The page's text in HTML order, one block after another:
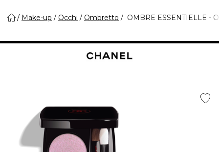
Make-up Occhi Ombretto OMBRE ESSENTIELLE -